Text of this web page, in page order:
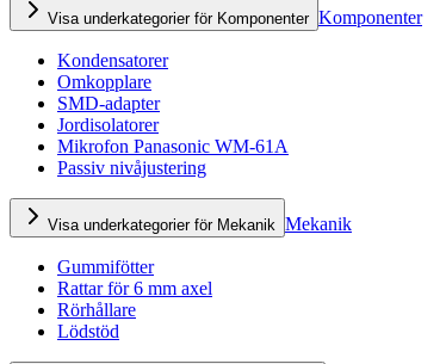
Visa underkategorier för Komponenter Komponenter
Kondensatorer
Omkopplare
SMD-adapter
Jordisolatorer
Mikrofon Panasonic WM-61A
Passiv nivåjustering
Visa underkategorier för Mekanik Mekanik
Gummifötter
Rattar för 6 mm axel
Rörhållare
Lödstöd